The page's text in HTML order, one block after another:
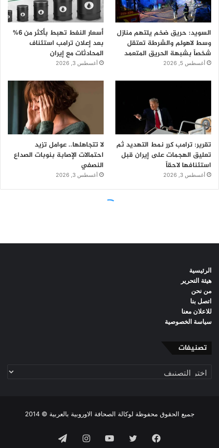
الرئيسية
هيئة التحرير
من نحن
اتصل بنا
للاعلان معنا
سياسة الخصوصية
تصنيفات
تصنيفات
جميع الحقوق محفوظة لوكالة الصحافة الاوروبية بالعربية © 2014
فيسبوك تويتر يوتيوبانستقرامتيلقرام